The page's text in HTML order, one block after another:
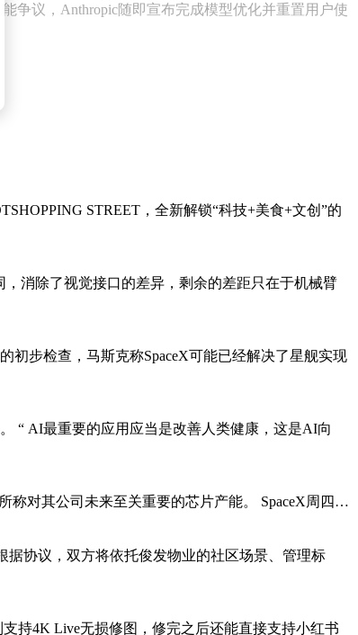
能争议，Anthropic随即宣布完成模型优化并重置用户使
STREET，全新解锁“科技+美食+文创”的
消除了视觉接口的差异，剩余的差距只在于机械臂
初步检查，马斯克称SpaceX可能已经解决了星舰实现
“ AI最重要的应用应当是改善人类健康，这是AI向
称对其公司未来至关重要的芯片产能。 SpaceX周四…
据协议，双方将依托俊发物业的社区场景、管理标
持4K Live无损修图，修完之后还能直接支持小红书